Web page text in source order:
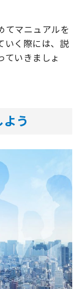
てマニュアルを
いく際には、説
ていきましょ
う